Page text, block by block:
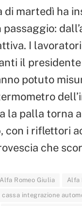
di martedì ha
I
il
potuto
la palla torna a
, con i riflettori
che
Alfa Romeo Giulia Alfa
cassa integrazione